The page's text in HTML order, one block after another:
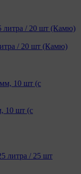
/ 20 шт (Камю)
10 шт (с